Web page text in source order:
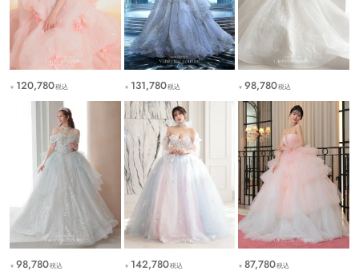
￥ 120,780税込 ￥ 131,780税込 ￥ 98,780税込
￥ 98,780税込 ￥ 142,780税込 ￥ 87,780税込